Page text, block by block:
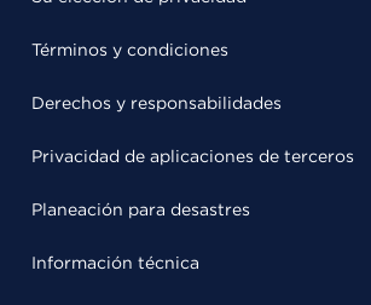
Términos y condiciones
Derechos y responsabilidades
Privacidad de aplicaciones de terceros
Planeación para desastres
Información técnica